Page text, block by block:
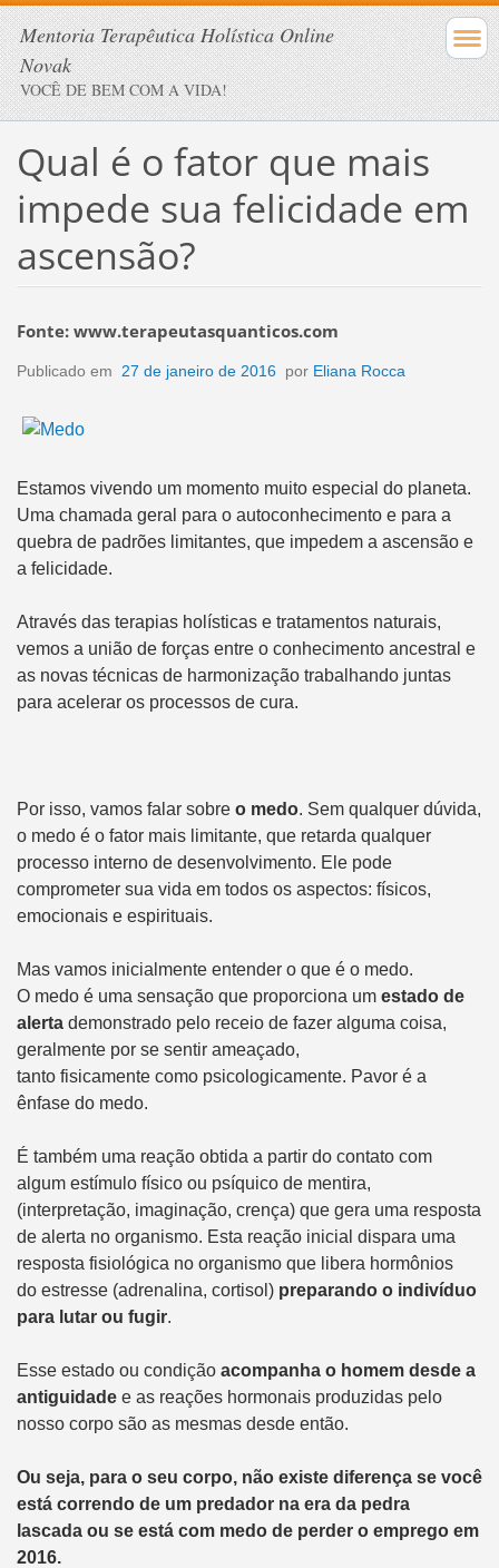
Mentoria Terapêutica Holística Online
Novak
VOCÊ DE BEM COM A VIDA!
Qual é o fator que mais
impede sua felicidade em
ascensão?
Fonte: www.terapeutasquanticos.com
Publicado em 27 de janeiro de 2016 por Eliana Rocca
Estamos vivendo um momento muito especial do planeta.
Uma chamada geral para o autoconhecimento e para a
quebra de padrões limitantes, que impedem a ascensão e
a felicidade.
Através das terapias holísticas e tratamentos naturais,
vemos a união de forças entre o conhecimento ancestral e
as novas técnicas de harmonização trabalhando juntas
para acelerar os processos de cura.
Por isso, vamos falar sobre o medo. Sem qualquer dúvida,
o medo é o fator mais limitante, que retarda qualquer
processo interno de desenvolvimento. Ele pode
comprometer sua vida em todos os aspectos: físicos,
emocionais e espirituais.
Mas vamos inicialmente entender o que é o medo.
O medo é uma sensação que proporciona umestado de
alertademonstrado pelo receio de fazer alguma coisa,
geralmente por se sentir ameaçado,
tanto fisicamente como psicologicamente. Pavor é a
ênfase do medo.
É também uma reação obtida a partir do contato com
algum estímulo físico ou psíquico de mentira,
(interpretação, imaginação, crença) que gera uma resposta
de alerta no organismo. Esta reação inicial dispara uma
resposta fisiológica no organismo que libera hormônios
do estresse (adrenalina, cortisol) preparando o indivíduo
para lutar ou fugir.
Esse estado ou condição acompanha o homem desde a
antiguidadee as reações hormonais produzidas pelo
nosso corpo são as mesmas desde então.
Ou seja, para o seu corpo, não existe diferença se você
está correndo de um predador na era da pedra
lascada ou se está com medo de perder o emprego em
2016.